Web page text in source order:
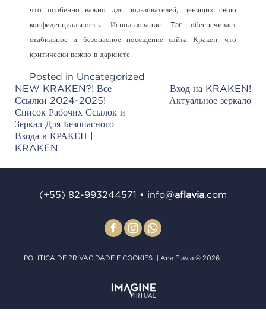
что особенно важно для пользователей, ценящих свою
конфиденциальность. Использование Tor обеспечивает
стабильное и безопасное посещение сайта Кракен, что
критически важно в даркнете.
Posted in Uncategorized
Post
navigation
NEW KRAKEN?! Все
Ссылки 2024-2025!
Список Рабочих Ссылок и
Зеркал Для Безопасного
Входа в КРАКЕН |
KRAKEN
Вход на KRAKEN!
Актуальное зеркало
(+55) 82-993244571 • info@aﬂavia.com
POLITICA DE PRIVACIDADE E COOKIES | Ana Flavia © 2026